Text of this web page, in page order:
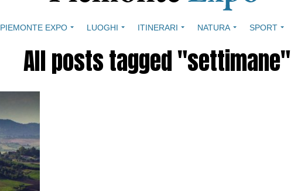
PIEMONTE EXPO LUOGHI ITINERARI NATURA SPORT
All posts tagged "settimane"